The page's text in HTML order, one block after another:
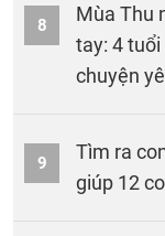
8
Mùa Thu
tay: 4
chuyện
9
Tìm ra
giúp 12